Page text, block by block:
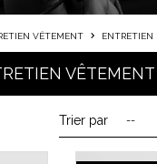
VÊTEMENT ENTRETIEN
VÊTEMENT
Trier par --